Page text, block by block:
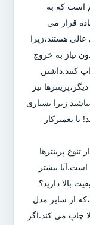
است که به
قرار می
عالی هستند،زیرا
نیاز به خروج
کنند.داشتن
نیز
زیرا بسیاری
با تعمیرکار
پرینترها
بیشتر
بالا دارید؟
از سایر مدل
چاپ می کند.اگر